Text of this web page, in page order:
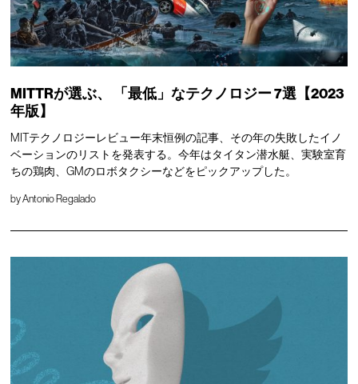
MITTRが選ぶ、 「最低」なテクノロジー7選【2023
年版】
MITテクノロジーレビュー年末恒例の記事、その年の失敗したイノ
ベーションのリストを発表する。今年はタイタン潜水艇、実験室育
ちの鶏肉、GMのロボタクシーなどをピックアップした。
byAntonio Regalado